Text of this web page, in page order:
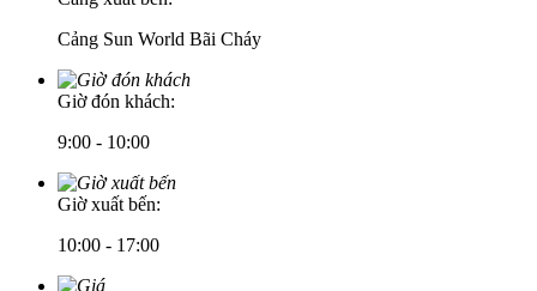
Cảng Sun World Bãi Cháy
Giờ đón khách:
9:00 - 10:00
Giờ xuất bến:
10:00 - 17:00